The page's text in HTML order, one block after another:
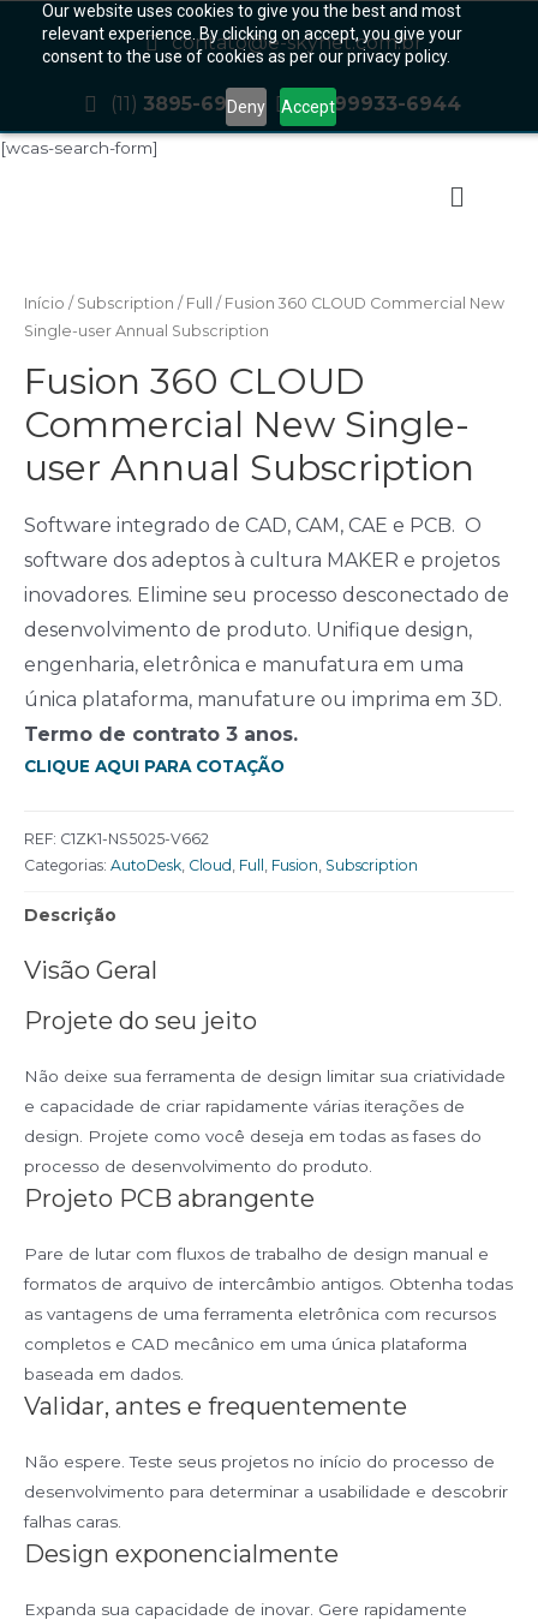
Our website uses cookies to give you the best and most
relevant experience. By clicking on accept, you give your
consent to the use of cookies as per our privacy policy.
Deny Accept
contato@e-skynet.com.br
(11) 3895-6981 (11)99933-6944
[wcas-search-form]
Início / Subscription / Full
/ Fusion 360 CLOUD Commercial New
Single-user Annual Subscription
Fusion 360 CLOUD
Commercial New Single-
user Annual Subscription
Software integrado de CAD, CAM, CAE e PCB. O
software dos adeptos à cultura MAKER e projetos
inovadores. Elimine seu processo desconectado de
desenvolvimento de produto. Unifique design,
engenharia, eletrônica e manufatura em uma
única plataforma, manufature ou imprima em 3D.
Termo de contrato 3 anos.
CLIQUE AQUI PARA COTAÇÃO
REF: C1ZK1-NS5025-V662
Categorias: AutoDesk, Cloud, Full , Fusion, Subscription
Descrição
Visão Geral
Projete do seu jeito
Não deixe sua ferramenta de design limitar sua criatividade
e capacidade de criar rapidamente várias iterações de
design. Projete como você deseja em todas as fases do
processo de desenvolvimento do produto.
Projeto PCB abrangente
Pare de lutar com fluxos de trabalho de design manual e
formatos de arquivo de intercâmbio antigos. Obtenha todas
as vantagens de uma ferramenta eletrônica com recursos
completos e CAD mecânico em uma única plataforma
baseada em dados.
Validar, antes e frequentemente
Não espere. Teste seus projetos no início do processo de
desenvolvimento para determinar a usabilidade e descobrir
falhas caras.
Design exponencialmente
Expanda sua capacidade de inovar. Gere rapidamente